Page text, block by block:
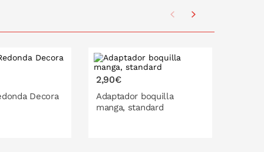
Decora
2,90€
Adaptador boquilla
manga, standard